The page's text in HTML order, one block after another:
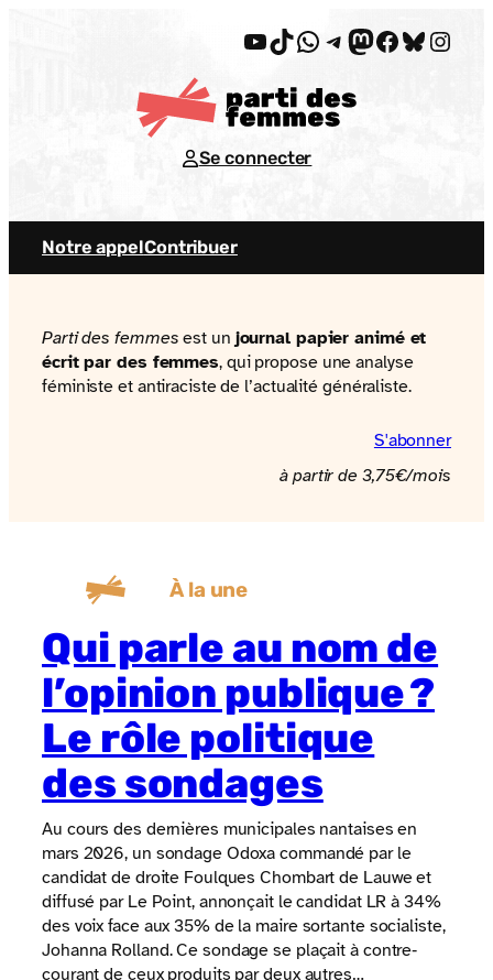
YouTube
TikTok
WhatsApp
Telegram
Mastodon
Facebook
Bluesky
Se connecter
Notre appelContribuer
Parti des femmesest un journal papier animé et
écrit par des femmes, qui propose une analyse
féministe et antiraciste de l’actualité généraliste.
S'abonner
à partir de 3,75€/mois
À la une
Qui parle au nom de
l’opinion publique ?
Le rôle politique
des sondages
Au cours des dernières municipales nantaises en
mars 2026, un sondage Odoxa commandé par le
candidat de droite Foulques Chombart de Lauwe et
diffusé par Le Point, annonçait le candidat LR à 34%
des voix face aux 35% de la maire sortante socialiste,
Johanna Rolland. Ce sondage se plaçait à contre‐
courant de ceux produits par deux autres…